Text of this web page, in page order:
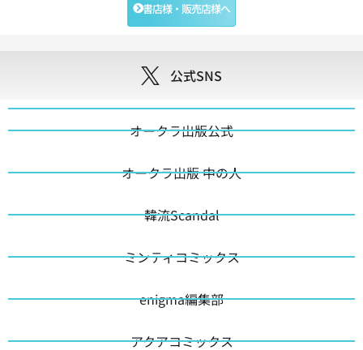
書店様・販売店様へ
公式SNS
オークラ出版公式
オークラ出版 中の人
韓流Scandal
ミンティコミックス
enigma編集部
アクアコミックス